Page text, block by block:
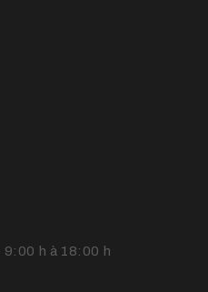
9:00 h à 18:00 h